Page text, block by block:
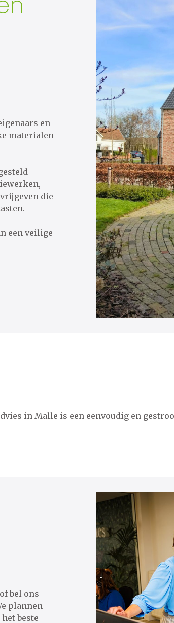
en
materialen
die
een veilige
in Malle is een eenvoudig en
bel ons
plannen
beste